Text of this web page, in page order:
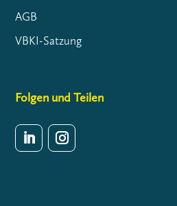
AGB
VBKI-Satzung
Folgen und Teilen